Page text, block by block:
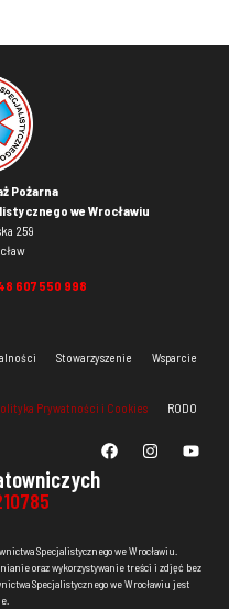
Pożarna
we Wrocławiu
259
607 550 998
Stowarzyszenie Wsparcie
Prywatności i Cookies RODO
Specjalistycznego we Wrocławiu.
oraz wykorzystywanie treści i zdjęć bez
Specjalistycznego we Wrocławiu jest